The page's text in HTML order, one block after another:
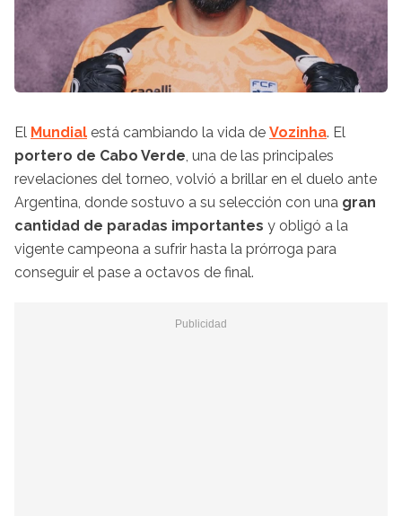
El Mundial está cambiando la vida de Vozinha. El
portero de Cabo Verde, una de las principales
revelaciones del torneo, volvió a brillar en el duelo ante
Argentina, donde sostuvo a su selección con una gran
cantidad de paradas importantes y obligó a la
vigente campeona a sufrir hasta la prórroga para
conseguir el pase a octavos de final.